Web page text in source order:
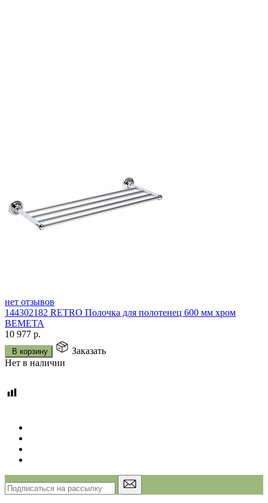
нет отзывов
144302182 RETRO Полочка для полотенец 600 мм хром
BEMETA
10 977 р.
В корзину
Заказать
Нет в наличии